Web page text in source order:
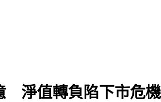
淨值轉負陷下市危機